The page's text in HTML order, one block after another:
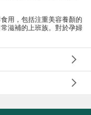
用，包括注重美容養顏的
滋補的上班族。對於孕婦